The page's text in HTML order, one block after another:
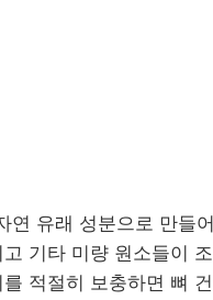
연 유래 성분으로 만들
기타 미량 원소들이
적절히 보충하면 뼈